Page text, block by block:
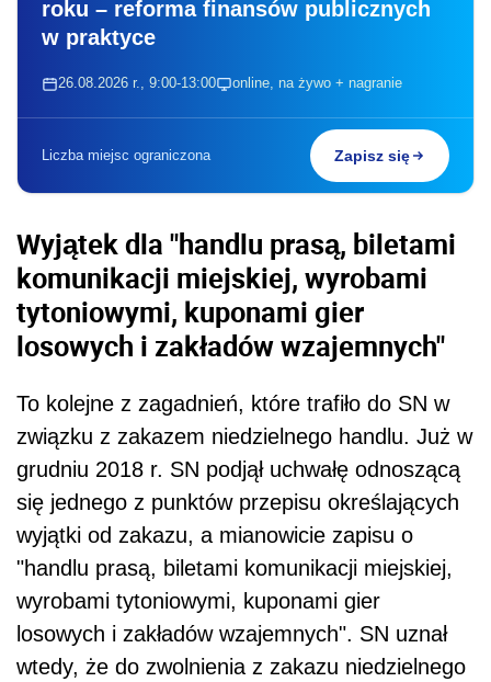
roku – reforma finansów publicznych
w praktyce
26.08.2026 r., 9:00-13:00 online, na żywo + nagranie
Liczba miejsc ograniczona Zapisz się
Wyjątek dla "handlu prasą, biletami
komunikacji miejskiej, wyrobami
tytoniowymi, kuponami gier
losowych i zakładów wzajemnych"
To kolejne z zagadnień, które trafiło do SN w
związku z zakazem niedzielnego handlu. Już w
grudniu 2018 r. SN podjął uchwałę odnoszącą
się jednego z punktów przepisu określających
wyjątki od zakazu, a mianowicie zapisu o
"handlu prasą, biletami komunikacji miejskiej,
wyrobami tytoniowymi, kuponami gier
losowych i zakładów wzajemnych". SN uznał
wtedy, że do zwolnienia z zakazu niedzielnego